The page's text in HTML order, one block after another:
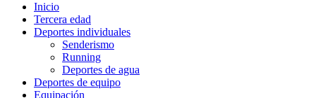
Inicio
Tercera edad
Deportes individuales
Senderismo
Running
Deportes de agua
Deportes de equipo
Equipación